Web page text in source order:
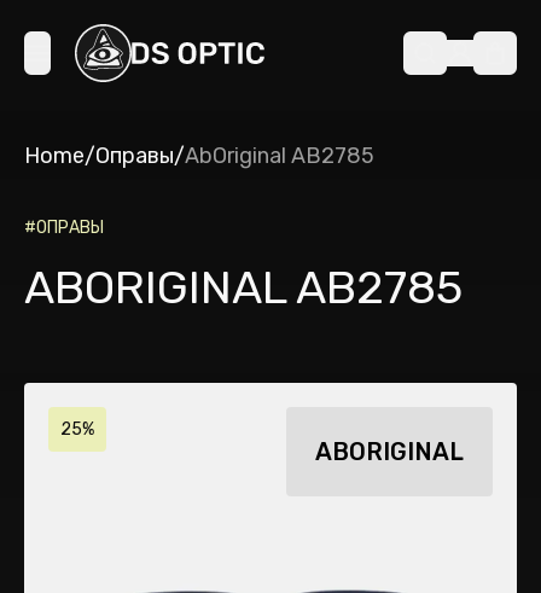
Home/Оправы/AbOriginal AB2785
#ОПРАВЫ
ABORIGINAL AB2785
25%
ABORIGINAL